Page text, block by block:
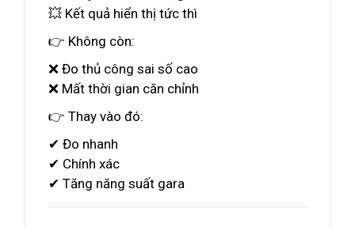
💥 Kết quả hiển thị tức thì
👉 Không còn:
❌ Đo thủ công sai số cao
❌ Mất thời gian căn chỉnh
👉 Thay vào đó:
✔ Đo nhanh
✔ Chính xác
✔ Tăng năng suất gara